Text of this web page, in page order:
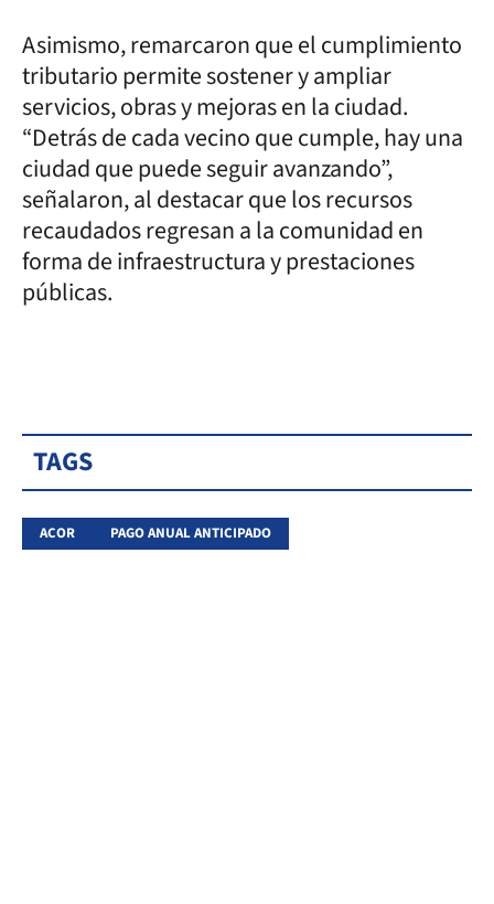
Asimismo, remarcaron que el cumplimiento
tributario permite sostener y ampliar
servicios, obras y mejoras en la ciudad.
“Detrás de cada vecino que cumple, hay una
ciudad que puede seguir avanzando”,
señalaron, al destacar que los recursos
recaudados regresan a la comunidad en
forma de infraestructura y prestaciones
públicas.
TAGS
ACOR PAGO ANUAL ANTICIPADO